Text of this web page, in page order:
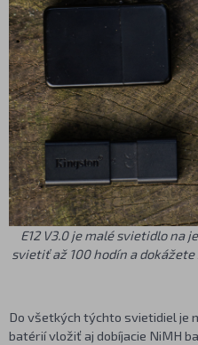
E12 V3.0 je malé svietidlo na
svietiť až 100 hodín a
Do všetkých týchto svietidiel je
batérií vložiť aj dobíjacie NiMH